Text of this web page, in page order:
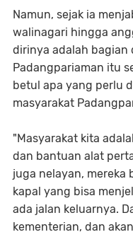
Namun, sejak ia
walinagari hingga
dirinya adalah bagian
Padangpariaman itu
betul apa yang perlu
masyarakat
"Masyarakat kita
dan bantuan alat
juga nelayan, mereka
kapal yang bisa
ada jalan keluarnya.
kementerian, dan